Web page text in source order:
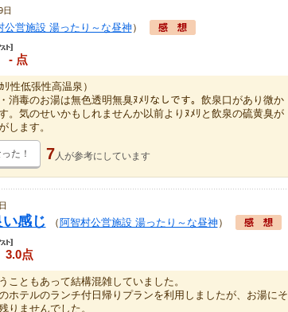
日
公営施設 湯ったり～な昼神）
- 点
性低張性高温泉）
消毒のお湯は無色透明無臭ﾇﾒﾘなしです。飲泉口があり微か
。気のせいかもしれませんか以前よりﾇﾒﾘと飲泉の硫黄臭が
します。
た！ 7 人が参考にしています
感じ （ 阿智村公営施設 湯ったり～な昼神）
3.0点
こともあって結構混雑していました。
ホテルのランチ付日帰りプランを利用しましたが、お湯にそ
りませんでした。